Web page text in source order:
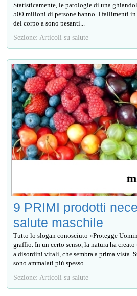
Statisticamente, le patologie di una
500 milioni di persone hanno. I fallimenti
del corpo a sono pesanti...
Sezione: Articoli su salute
9 PRIMI prodotti
salute maschile
Tutto lo slogan conosciuto «Protegge
graffio. In un certo senso, la natura ha
a disordini vitali, che sembra a prima vista.
sono ammalati più spesso...
Sezione: Articoli su salute